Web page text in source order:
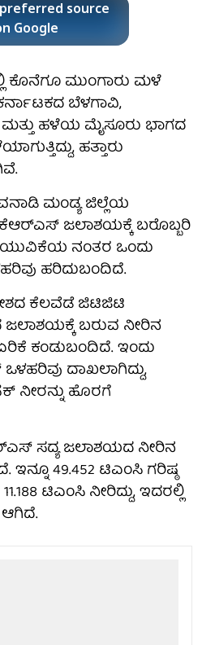
source
Google
ಕೊನೆಗೂ ಮುಂಗಾರು ಮಳೆ
ಬೆಳಗಾವಿ,
ಹಳೆಯ ಮೈಸೂರು ಭಾಗದ
ಹತ್ತಾರು
ಮಂಡ್ಯ ಜಿಲ್ಲೆಯ
ಕೆಆರ್‌ಎಸ್ ಜಲಾಶಯಕ್ಕೆ ಬರೊಬ್ಬರಿ
ನಂತರ ಒಂದು
ಹರಿದುಬಂದಿದೆ.
ಕೆಲವೆಡೆ ಜಿಟಿಜಿಟಿ
ಬರುವ ನೀರಿನ
ಕಂಡುಬಂದಿದೆ. ಇಂದು
ದಾಖಲಾಗಿದ್ದು,
ನೀರನ್ನು ಹೊರಗೆ
ಸದ್ಯ ಜಲಾಶಯದ ನೀರಿನ
ಇನ್ನೂ 49.452 ಟಿಎಂಸಿ ಗರಿಷ್ಠ
ಟಿಎಂಸಿ ನೀರಿದ್ದು, ಇದರಲ್ಲಿ